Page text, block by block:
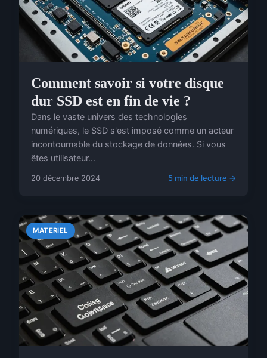
Comment savoir si votre disque
dur SSD est en fin de vie ?
Dans le vaste univers des technologies
numériques, le SSD s'est imposé comme un acteur
incontournable du stockage de données. Si vous
êtes utilisateur...
20 décembre 2024 5 min de lecture →
MATERIEL